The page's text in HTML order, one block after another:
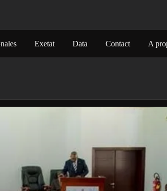
Exetat Data Contact A